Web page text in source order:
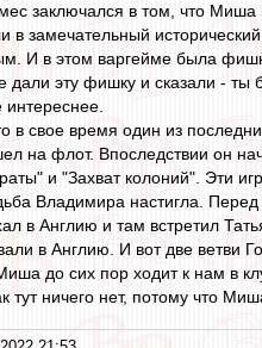
заключался в том, что Миша
в замечательный
И в этом варгейме была
эту фишку и сказали - ты
в свое время один из
на флот. Впоследствии он
и "Захват колоний". Эти
Владимира настигла.
в Англию и там встретил
в Англию. И вот две ветви
до сих пор ходит к нам в
тут ничего нет, потому что